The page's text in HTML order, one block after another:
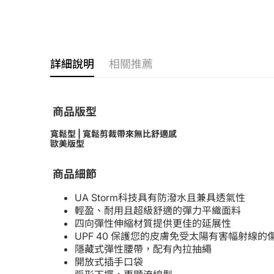
詳細說明 相關推薦
商品版型
寬鬆型 | 寬鬆剪裁帶來無比舒適感
歐美版型
商品細節
UA Storm科技具有防潑水且兼具透氣性
輕盈、耐用且超級舒適的彈力平織面料
四向彈性伸縮材質提供更佳的延展性
UPF 40 保護您的皮膚免受太陽有害幅射線的
隱藏式彈性腰帶，配有內拉抽繩
開放式插手口袋